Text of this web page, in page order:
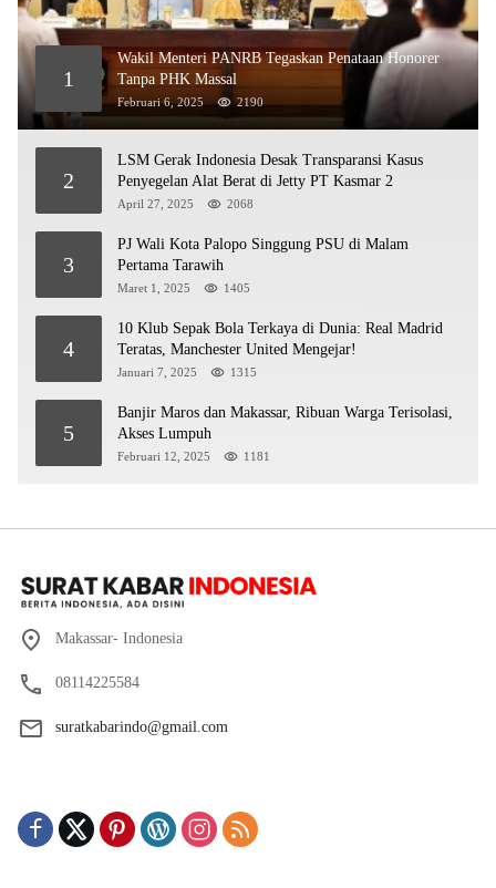
1
Wakil Menteri PANRB Tegaskan Penataan Honorer
Tanpa PHK Massal
Februari 6, 2025 2190
2
LSM Gerak Indonesia Desak Transparansi Kasus
Penyegelan Alat Berat di Jetty PT Kasmar 2
April 27, 2025 2068
3
PJ Wali Kota Palopo Singgung PSU di Malam
Pertama Tarawih
Maret 1, 2025 1405
4
10 Klub Sepak Bola Terkaya di Dunia: Real Madrid
Teratas, Manchester United Mengejar!
Januari 7, 2025 1315
5
Banjir Maros dan Makassar, Ribuan Warga Terisolasi,
Akses Lumpuh
Februari 12, 2025 1181
Makassar- Indonesia
08114225584
suratkabarindo@gmail.com